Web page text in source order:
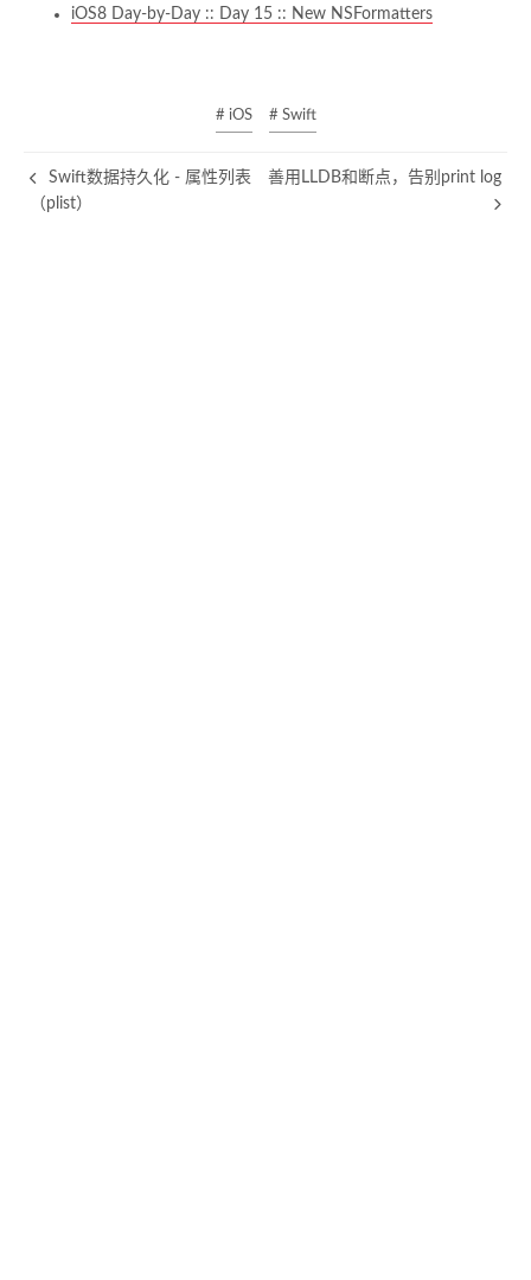
iOS8 Day-by-Day :: Day 15 :: New NSFormatters
# iOS # Swift
Swift数据持久化 - 属性列表
（plist）
善用LLDB和断点，告别print log